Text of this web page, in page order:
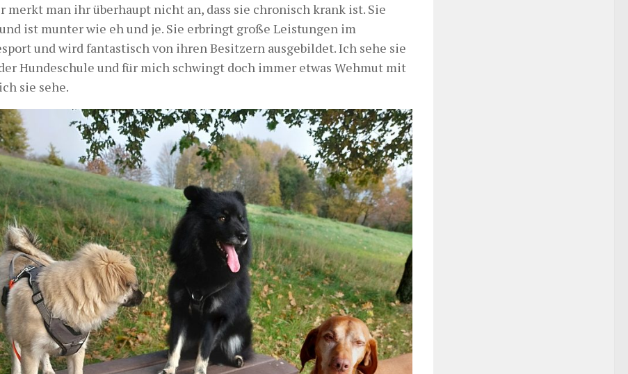
merkt man ihr überhaupt nicht an, dass sie chronisch krank ist. Sie
ist munter wie eh und je. Sie erbringt große Leistungen im
und wird fantastisch von ihren Besitzern ausgebildet. Ich sehe sie
Hundeschule und für mich schwingt doch immer etwas Wehmut mit
sie sehe.